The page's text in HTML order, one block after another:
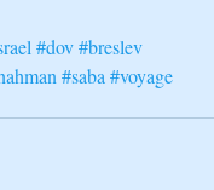
#dov#breslev
#saba #voyage